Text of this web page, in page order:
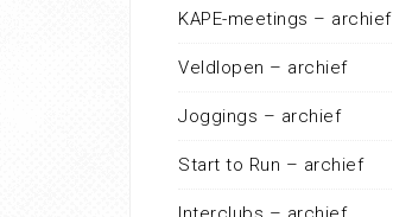
KAPE-meetings – archief
Veldlopen – archief
Joggings – archief
Start to Run – archief